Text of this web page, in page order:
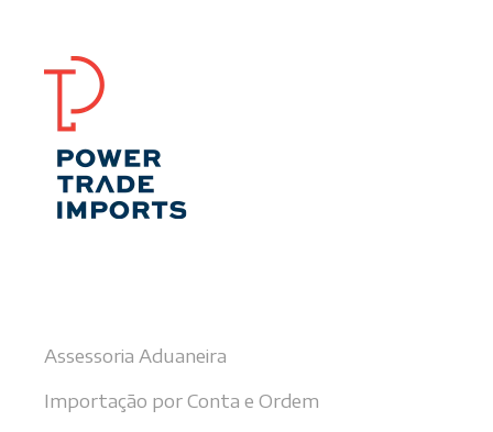
Assessoria Aduaneira
Importação por Conta e Ordem